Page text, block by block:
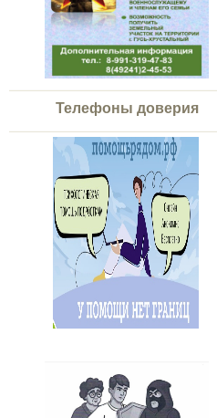
Телефоны доверия